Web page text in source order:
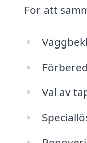
För att
Val av